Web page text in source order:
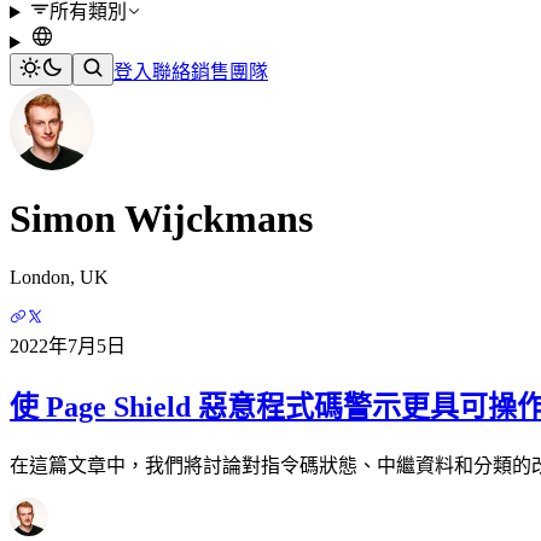
所有類別
登入聯絡銷售團隊
Simon Wijckmans
London, UK
2022年7月5日
使 Page Shield 惡意程式碼警示更具可操
在這篇文章中，我們將討論對指令碼狀態、中繼資料和分類的